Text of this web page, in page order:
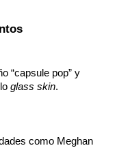
“capsule pop” y
glass skin.
como Meghan